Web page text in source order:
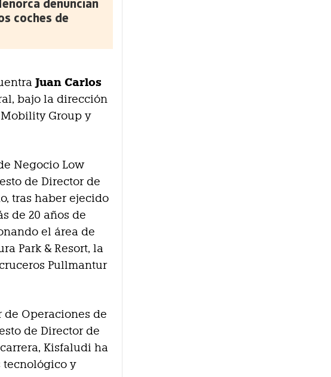
denuncian
coches de
Juan Carlos
bajo la dirección
Mobility Group y
Negocio Low
de Director de
tras haber ejecido
de 20 años de
el área de
Park & Resort, la
Pullmantur
de Operaciones de
de Director de
Kisfaludi ha
tecnológico y